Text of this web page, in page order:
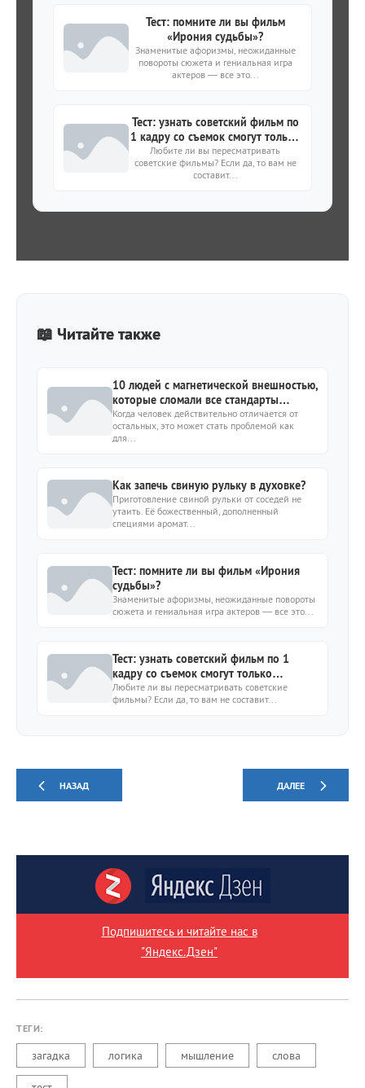
Тест: помните ли вы фильм
«Ирония судьбы»?
Знаменитые афоризмы, неожиданные
повороты сюжета и гениальная игра
актеров — все это...
Тест: узнать советский фильм по
1 кадру со съемок смогут только
ценители кино из СССР
Любите ли вы пересматривать
советские фильмы? Если да, то вам не
составит...
📖 Читайте также
10 людей с магнетической внешностью,
которые сломали все стандарты
красоты
Когда человек действительно отличается от
остальных, это может стать проблемой как
для...
Как запечь свиную рульку в духовке?
Приготовление свиной рульки от соседей не
утаить. Её божественный, дополненный
специями аромат...
Тест: помните ли вы фильм «Ирония
судьбы»?
Знаменитые афоризмы, неожиданные повороты
сюжета и гениальная игра актеров — все это...
Тест: узнать советский фильм по 1
кадру со съемок смогут только
ценители кино из СССР
Любите ли вы пересматривать советские
фильмы? Если да, то вам не составит...
НАЗАД ДАЛЕЕ
Подпишитесь и читайте нас в
"Яндекс.Дзен"
ТЕГИ:
загадка логика мышление слова